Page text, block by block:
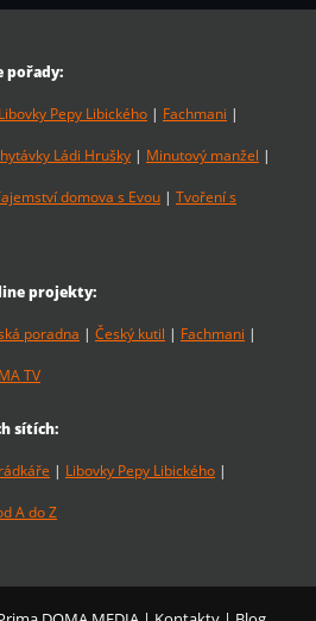
pořady:
Libovky Pepy Libického | Fachmani |
Ládi Hrušky | Minutový manžel |
domova s Evou | Tvoření s
projekty:
poradna | Český kutil | Fachmani |
TV
sítích:
| Libovky Pepy Libického |
A do Z